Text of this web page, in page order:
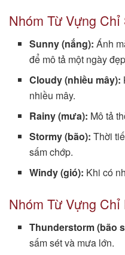
Nhóm Từ Vựng
Sunny (nắng): Ánh
để mô tả một ngày
Cloudy (nhiều mây):
nhiều mây.
Rainy (mưa): Mô tả
Stormy (bão): Thời
sấm chớp.
Windy (gió): Khi có
Nhóm Từ Vựng
Thunderstorm (bão
sấm sét và mưa lớn.